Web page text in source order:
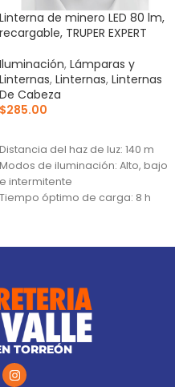
Linterna de minero LED 80 lm,
recargable, TRUPER EXPERT
Iluminación, Lámparas y
Linternas, Linternas, Linternas
De Cabeza
$285.00
Distancia del haz de luz: 140 m
Modos de iluminación: Alto, bajo
e intermitente
Tiempo óptimo de carga: 8 h
TORREÓN